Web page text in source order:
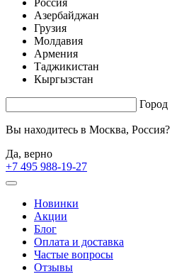
Азербайджан
Грузия
Молдавия
Армения
Таджикистан
Кыргызстан
Город
Вы находитесь в Москва, Россия?
Да, верно
+7 495 988-19-27
Новинки
Акции
Блог
Оплата и доставка
Частые вопросы
Отзывы